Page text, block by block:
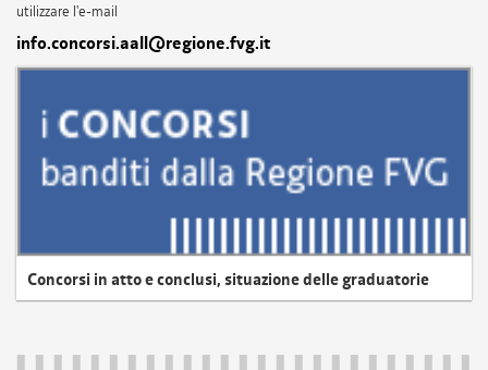
utilizzare l'e-mail
info.concorsi.aall@regione.fvg.it
Concorsi in atto e conclusi, situazione delle graduatorie